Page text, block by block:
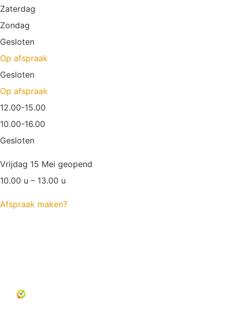
Zaterdag
Zondag
Gesloten
Op afspraak
Gesloten
Op afspraak
12.00-15.00
10.00-16.00
Gesloten
Vrijdag 15 Mei geopend
10.00 u – 13.00 u
Afspraak maken?